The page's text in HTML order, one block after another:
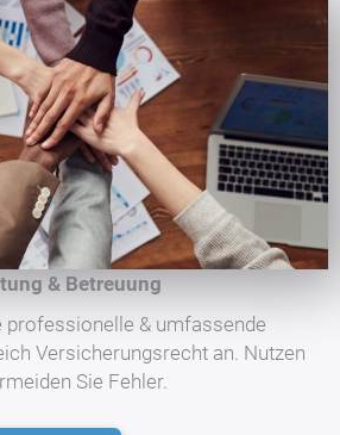
& Betreuung
professionelle & umfassende
Versicherungsrecht an. Nutzen
Sie Fehler.